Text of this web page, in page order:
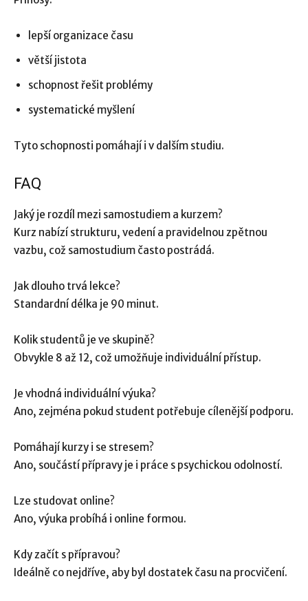
lepší organizace času
větší jistota
schopnost řešit problémy
systematické myšlení
Tyto schopnosti pomáhají i v dalším studiu.
FAQ
Jaký je rozdíl mezi samostudiem a kurzem?
Kurz nabízí strukturu, vedení a pravidelnou zpětnou
vazbu, což samostudium často postrádá.
Jak dlouho trvá lekce?
Standardní délka je 90 minut.
Kolik studentů je ve skupině?
Obvykle 8 až 12, což umožňuje individuální přístup.
Je vhodná individuální výuka?
Ano, zejména pokud student potřebuje cílenější podporu.
Pomáhají kurzy i se stresem?
Ano, součástí přípravy je i práce s psychickou odolností.
Lze studovat online?
Ano, výuka probíhá i online formou.
Kdy začít s přípravou?
Ideálně co nejdříve, aby byl dostatek času na procvičení.